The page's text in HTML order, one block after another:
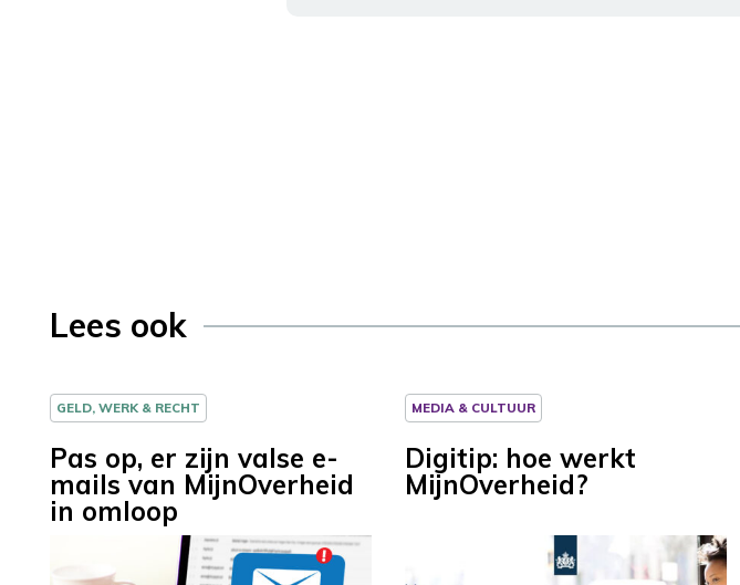
Lees ook
GELD, WERK & RECHT
Pas op, er zijn valse e-
mails van MijnOverheid
in omloop
MEDIA & CULTUUR
Digitip: hoe werkt
MijnOverheid?